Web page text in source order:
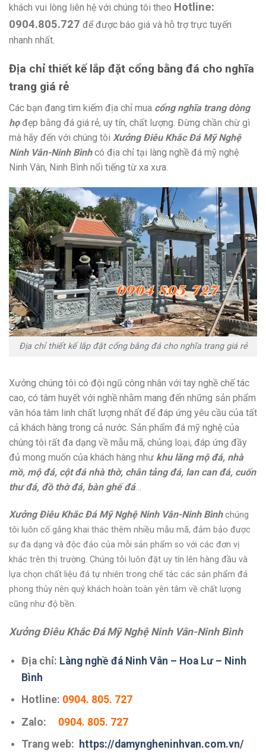
khách vui lòng liên hệ với chúng tôi theo Hotline:
0904.805.727 để được báo giá và hỗ trợ trực tuyến
nhanh nhất.
Địa chỉ thiết kế lắp đặt cổng bằng đá cho nghĩa
trang giá rẻ
Các bạn đang tìm kiếm địa chỉ mua cổng nghĩa trang dòng
họđẹp bằng đá giá rẻ, uy tín, chất lượng. Đừng chần chừ gì
mà hãy đến với chúng tôi Xưởng Điêu Khắc Đá Mỹ Nghệ
Ninh Vân-Ninh Bìnhcó địa chỉ tại làng nghề đá mỹ nghệ
Ninh Vân, Ninh Bình nổi tiếng từ xa xưa.
Địa chỉ thiết kế lắp đặt cổng bằng đá cho nghĩa trang giá rẻ
Xưởng chúng tôi có đội ngũ công nhân với tay nghề chế tác
cao, có tâm huyết với nghề nhằm mang đến những sản phẩm
văn hóa tâm linh chất lượng nhất để đáp ứng yêu cầu của tất
cả khách hàng trong cả nước. Sản phẩm đá mỹ nghệ của
chúng tôi rất đa dạng về mẫu mã, chủng loại, đáp ứng đầy
đủ mong muốn của khách hàng như khu lăng mộ đá, nhà
mồ, mộ đá, cột đá nhà thờ, chân tảng đá, lan can đá, cuốn
thư đá, đồ thờ đá, bàn ghế đá…
Xưởng Điêu Khắc Đá Mỹ Nghệ Ninh Vân-Ninh Bìnhchúng
tôi luôn cố gắng khai thác thêm nhiều mẫu mã, đảm bảo được
sự đa dạng và độc đáo của mỗi sản phẩm so với các đơn vị
khác trên thị trường. Chúng tôi luôn đặt uy tín lên hàng đầu và
lựa chọn chất liệu đá tự nhiên trong chế tác các sản phẩm đá
phong thủy nên quý khách hoàn toàn yên tâm về chất lượng
cũng như độ bền.
Xưởng Điêu Khắc Đá Mỹ Nghệ Ninh Vân-Ninh Bình
Địa chỉ: Làng nghề đá Ninh Vân – Hoa Lư – Ninh
Bình
Hotline: 0904. 805. 727
Zalo: 0904. 805. 727
Trang web: https://damyngheninhvan.com.vn/